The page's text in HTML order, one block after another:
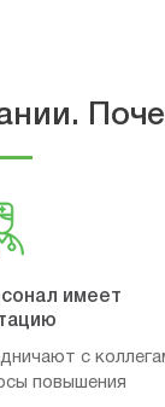
имеет
с
повышения